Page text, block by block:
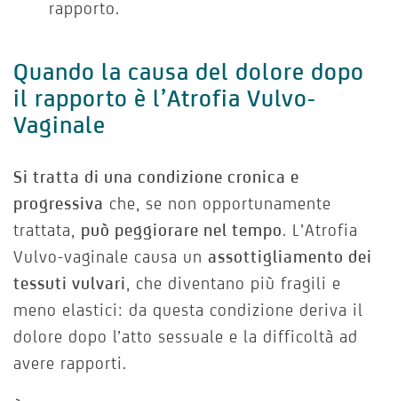
rapporto.
Quando la causa del dolore dopo
il rapporto è l’Atrofia Vulvo-
Vaginale
Si tratta di una condizione cronica e
progressiva che, se non opportunamente
trattata, può peggiorare nel tempo. L’Atrofia
Vulvo-vaginale causa un assottigliamento dei
tessuti vulvari, che diventano più fragili e
meno elastici: da questa condizione deriva il
dolore dopo l’atto sessuale e la difficoltà ad
avere rapporti.